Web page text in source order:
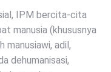
IPM bercita-cita
manusia (khususnya
manusiawi, adil,
dehumanisasi,